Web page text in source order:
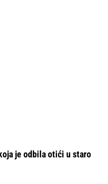
je odbila otići u staro